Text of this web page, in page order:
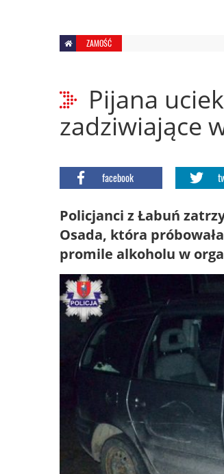
ZAMOŚĆ
Pijana
zadziwiające
facebook
Policjanci z Łabuń
Osada, która
promile alkoholu w